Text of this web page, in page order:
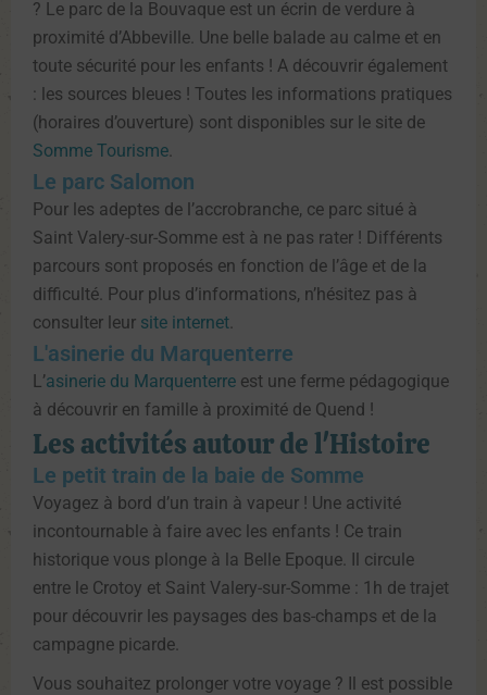
? Le parc de la Bouvaque est un écrin de verdure à
proximité d’Abbeville. Une belle balade au calme et en
toute sécurité pour les enfants ! A découvrir également
: les sources bleues ! Toutes les informations pratiques
(horaires d’ouverture) sont disponibles sur le site de
Somme Tourisme.
Le parc Salomon
Pour les adeptes de l’accrobranche, ce parc situé à
Saint Valery-sur-Somme est à ne pas rater ! Différents
parcours sont proposés en fonction de l’âge et de la
difficulté. Pour plus d’informations, n’hésitez pas à
consulter leur site internet.
L'asinerie du Marquenterre
L’asinerie du Marquenterre est une ferme pédagogique
à découvrir en famille à proximité de Quend !
Les activités autour de l'Histoire
Le petit train de la baie de Somme
Voyagez à bord d’un train à vapeur ! Une activité
incontournable à faire avec les enfants ! Ce train
historique vous plonge à la Belle Epoque. Il circule
entre le Crotoy et Saint Valery-sur-Somme : 1h de trajet
pour découvrir les paysages des bas-champs et de la
campagne picarde.
Vous souhaitez prolonger votre voyage ? Il est possible